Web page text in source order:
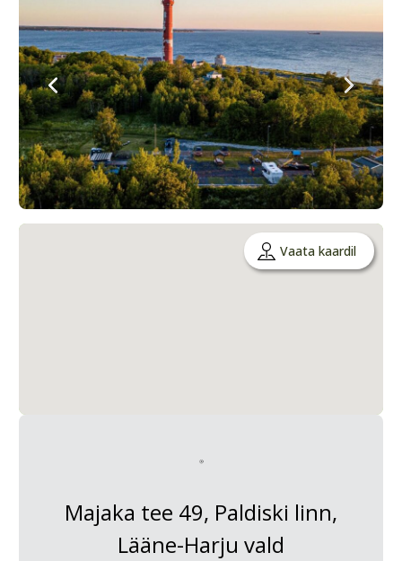
Vaata kaardil
Majaka tee 49, Paldiski linn,
Lääne-Harju vald